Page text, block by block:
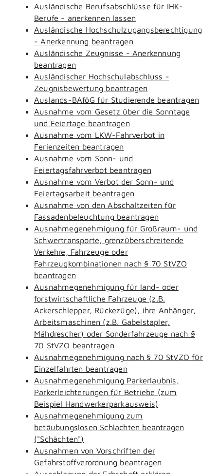
Ausländische Berufsabschlüsse für IHK-
Berufe - anerkennen lassen
Ausländische Hochschulzugangsberechtigung
- Anerkennung beantragen
Ausländische Zeugnisse - Anerkennung
beantragen
Ausländischer Hochschulabschluss -
Zeugnisbewertung beantragen
Auslands-BAföG für Studierende beantragen
Ausnahme vom Gesetz über die Sonntage
und Feiertage beantragen
Ausnahme vom LKW-Fahrverbot in
Ferienzeiten beantragen
Ausnahme vom Sonn- und
Feiertagsfahrverbot beantragen
Ausnahme vom Verbot der Sonn- und
Feiertagsarbeit beantragen
Ausnahme von den Abschaltzeiten für
Fassadenbeleuchtung beantragen
Ausnahmegenehmigung für Großraum- und
Schwertransporte, grenzüberschreitende
Verkehre, Fahrzeuge oder
Fahrzeugkombinationen nach § 70 StVZO
beantragen
Ausnahmegenehmigung für land- oder
forstwirtschaftliche Fahrzeuge (z.B.
Ackerschlepper, Rückezüge), ihre Anhänger,
Arbeitsmaschinen (z.B. Gabelstapler,
Mähdrescher) oder Sonderfahrzeuge nach §
70 StVZO beantragen
Ausnahmegenehmigung nach § 70 StVZO für
Einzelfahrten beantragen
Ausnahmegenehmigung Parkerlaubnis,
Parkerleichterungen für Betriebe (zum
Beispiel Handwerkerparkausweis)
Ausnahmegenehmigung zum
betäubungslosen Schlachten beantragen
("Schächten")
Ausnahmen von Vorschriften der
Gefahrstoffverordnung beantragen